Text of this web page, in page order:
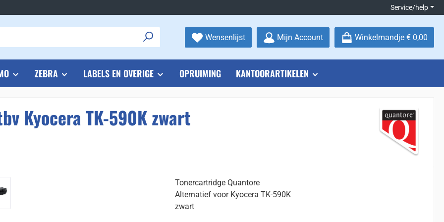
Service/help
WensenlijstJe hebt 0 items op je verlanglijstje
Mijn Account Winkelmandje € 0,00
ZEBRA LABELS EN OVERIGE OPRUIMING KANTOORARTIKELEN
Kyocera TK-590K zwart
Tonercartridge Quantore
Alternatief voor Kyocera TK-590K
zwart